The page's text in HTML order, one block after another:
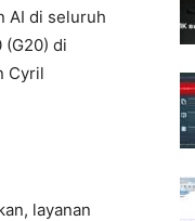
AI di seluruh
(G20) di
Cyril
layanan